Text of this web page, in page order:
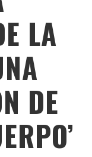
LA
DE